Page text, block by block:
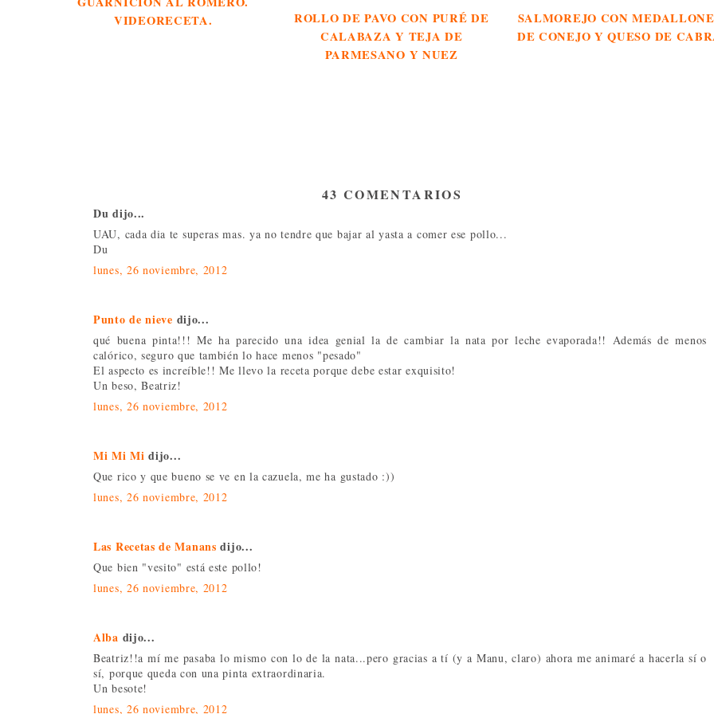
VIDEORECETA.
ROLLO DE PAVO CON PURÉ DE
CALABAZA Y TEJA DE
PARMESANO Y NUEZ
SALMOREJO CON
DE CONEJO Y QUESO DE
43 COMENTARIOS
Du dijo...
UAU, cada dia te superas mas. ya no tendre que bajar al yasta a comer ese pollo...
Du
lunes, 26 noviembre, 2012
Punto de nieve dijo...
qué buena pinta!!! Me ha parecido una idea genial la de cambiar la nata por leche evaporada!! Además de menos
calórico, seguro que también lo hace menos "pesado"
El aspecto es increíble!! Me llevo la receta porque debe estar exquisito!
Un beso, Beatriz!
lunes, 26 noviembre, 2012
Mi Mi Mi dijo...
Que rico y que bueno se ve en la cazuela, me ha gustado :))
lunes, 26 noviembre, 2012
Las Recetas de Manans dijo...
Que bien "vesito" está este pollo!
lunes, 26 noviembre, 2012
Alba dijo...
Beatriz!!a mí me pasaba lo mismo con lo de la nata...pero gracias a tí (y a Manu, claro) ahora me animaré a hacerla sí o
sí, porque queda con una pinta extraordinaria.
Un besote!
lunes, 26 noviembre, 2012